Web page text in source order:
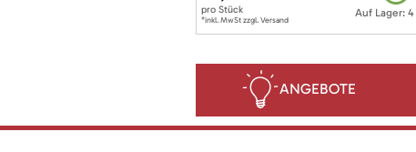
Auf Lager: 4
pro Stück
*inkl. MwSt zzgl. Versand
ANGEBOTE